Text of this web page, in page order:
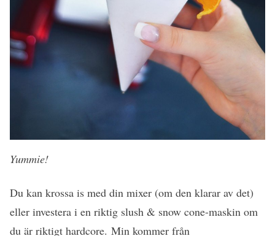
Yummie!
Du kan krossa is med din mixer (om den klarar av det)
eller investera i en riktig slush & snow cone-maskin om
du är riktigt hardcore. Min kommer från